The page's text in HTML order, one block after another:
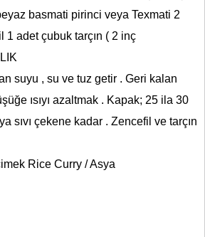
basmati pirinci veya Texmati 2
1 adet çubuk tarçın ( 2 inç
suyu , su ve tuz getir . Geri kalan
ısıyı azaltmak . Kapak; 25 ila 30
sıvı çekene kadar . Zencefil ve tarçın
Rice Curry / Asya